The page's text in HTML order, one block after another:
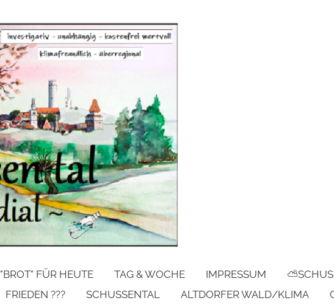
"BROT" FÜR HEUTE TAG & WOCHE IMPRESSUM
FRIEDEN ??? SCHUSSENTAL ALTDORFER WALD/KLIMA